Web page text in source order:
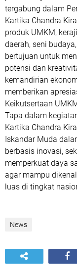
tergabung dalam
Kartika Chandra
produk UMKM,
daerah, seni
bertujuan untuk
potensi dan
kemandirian
memberikan
Keikutsertaan
Tapa dalam
Kartika Chandra
Iskandar Muda
berbasis inovasi,
memperkuat daya
agar mampu
luas di tingkat
News